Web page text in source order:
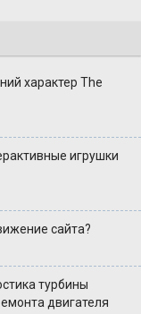
характер The
игрушки
сайта?
турбины
двигателя